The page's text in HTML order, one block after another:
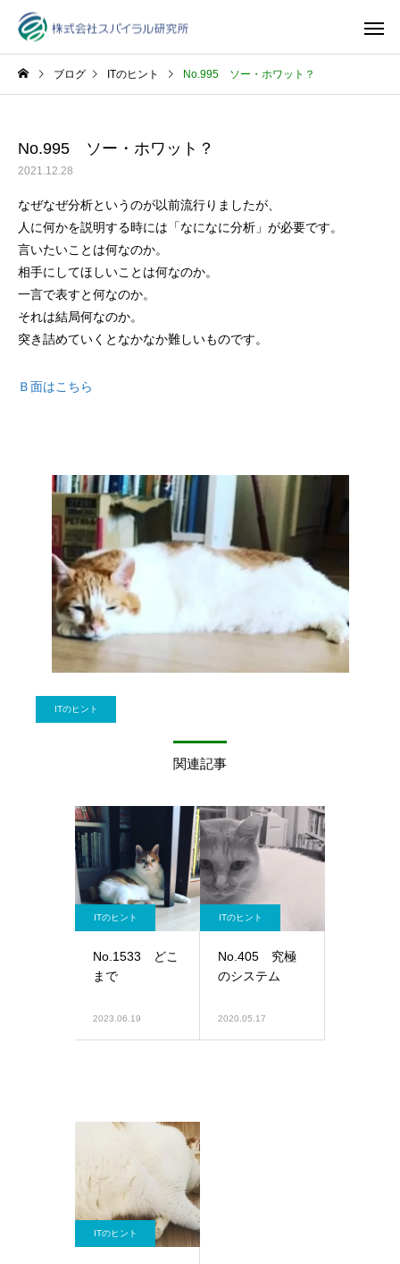
ブログ ITのヒント No.995 ソー・ホワット？
No.995 ソー・ホワット？
2021.12.28
なぜなぜ分析というのが以前流行りましたが、
人に何かを説明する時には「なになに分析」が必要です。
言いたいことは何なのか。
相手にしてほしいことは何なのか。
一言で表すと何なのか。
それは結局何なのか。
突き詰めていくとなかなか難しいものです。
Ｂ面はこちら
ITのヒント
関連記事
ITのヒント
No.1533 どこ
まで
2023.06.19
ITのヒント
No.405 究極
のシステム
2020.05.17
ITのヒント